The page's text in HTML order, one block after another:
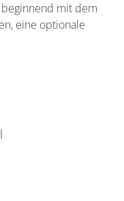
mit dem
eine optionale